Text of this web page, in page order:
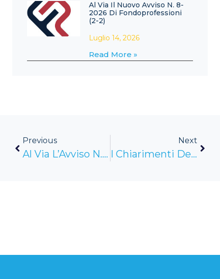
Al Via Il Nuovo Avviso N. 8-
2026 Di Fondoprofessioni
(2-2)
Luglio 14, 2026
Read More »
Previous
Al Via L’Avviso N. 1-2025 Di FonARCom (2-2)
Next
I Chiarimenti Dell’AE Sulla Corretta Tassazione Del Premio Di Produttività